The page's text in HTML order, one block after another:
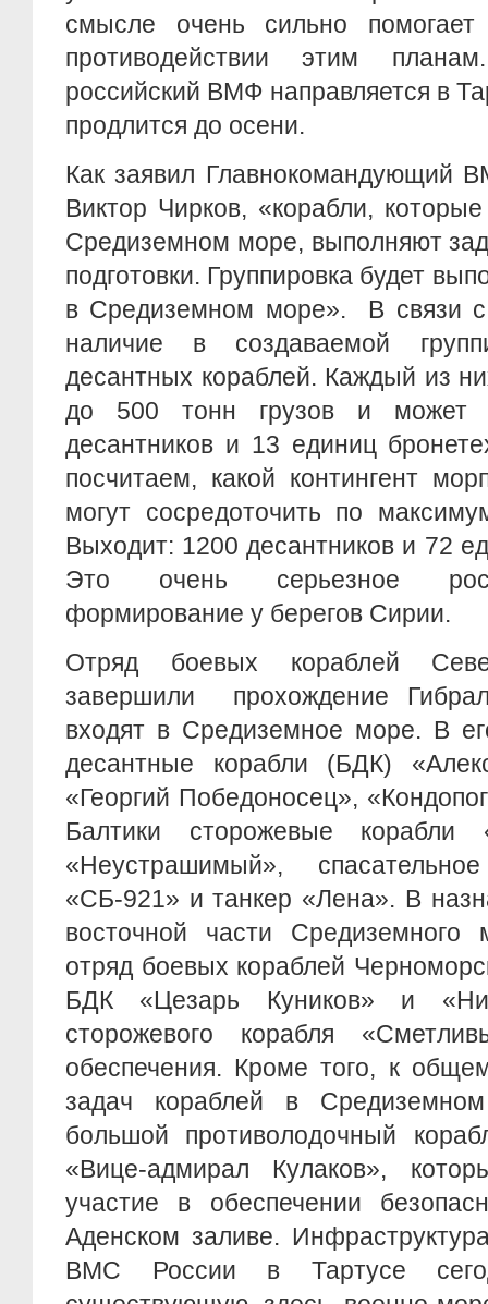
смысле очень сильно
противодействии этим
российский ВМФ направляется в
продлится до осени.
Как заявил Главнокомандующий
Виктор Чирков, «корабли,
Средиземном море, выполняют
подготовки. Группировка будет
в Средиземном море». В связи с
наличие в создаваемой
десантных кораблей. Каждый из
до 500 тонн грузов и может
десантников и 13 единиц
посчитаем, какой контингент
могут сосредоточить по
Выходит: 1200 десантников и 72
Это очень серьезное
формирование у берегов Сирии.
Отряд боевых кораблей
завершили прохождение
входят в Средиземное море. В
десантные корабли (БДК)
«Георгий Победоносец»,
Балтики сторожевые корабли
«Неустрашимый»,
«СБ-921» и танкер «Лена». В
восточной части Средиземного
отряд боевых кораблей
БДК «Цезарь Куников» и
сторожевого корабля
обеспечения. Кроме того, к
задач кораблей в
большой противолодочный
«Вице-адмирал Кулаков»,
участие в обеспечении
Аденском заливе.
ВМС России в Тартусе